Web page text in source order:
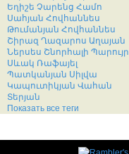
Եղիշե Չարենց Համո
Սահյան Հովհաննես
Թումանյան Հովհաննես
Շիրազ Ղազարոս Աղայան
Ներսես Շնորհալի Պարույր
Սևակ Ռաֆայել
Պատկանյան Սիլվա
Կապուտիկյան Վահան
Տերյան
Показать все теги